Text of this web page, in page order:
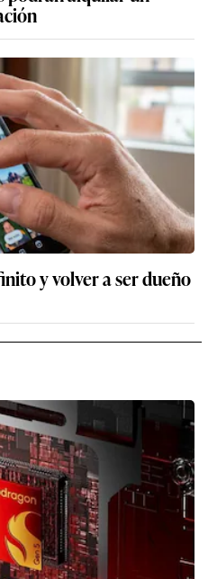
y volver a ser dueño